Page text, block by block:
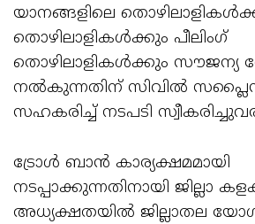
യാനങ്ങളിലെ
തൊഴിലാളികൾക്കും പീലിംഗ്
തൊഴിലാളികൾക്കും സൗജന്യ
നൽകുന്നതിന് സിവിൽ
സഹകരിച്ച് നടപടി
ട്രോൾ ബാൻ കാര്യക്ഷമമായി
നടപ്പാക്കുന്നതിനായി ജില്ലാ
അധ്യക്ഷതയിൽ ജില്ലാതല